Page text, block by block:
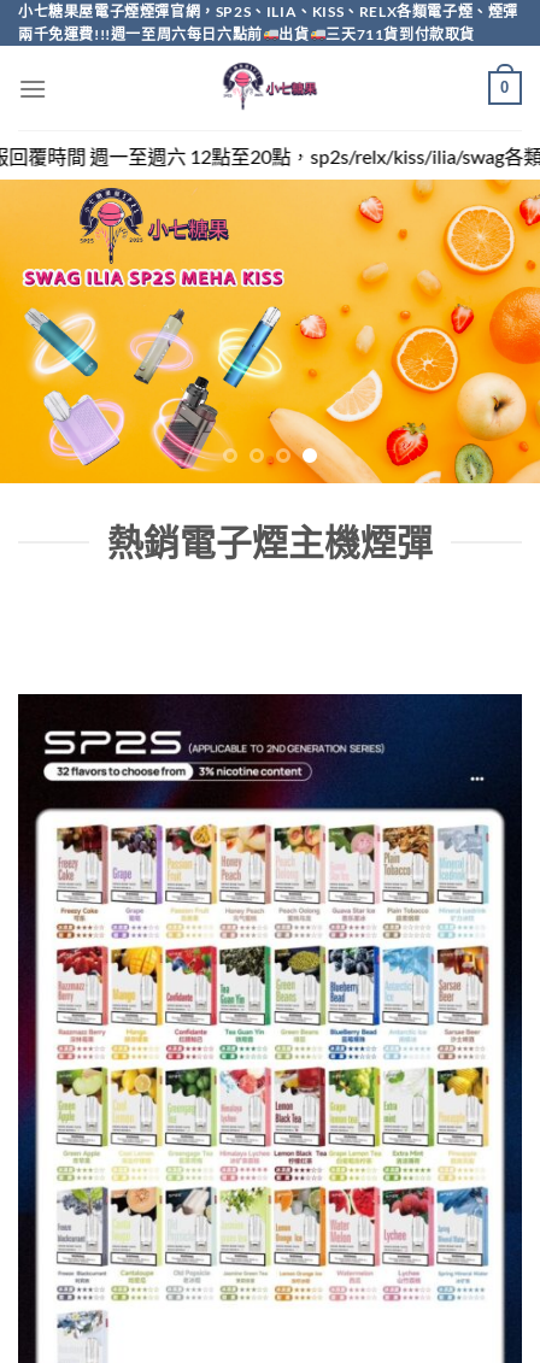
Skip
to
小七糖果屋電子煙煙彈官網，SP2S、ILIA、KISS、RELX各類電子煙、煙彈
兩千免運費!!!週一至周六每日六點前
出貨 三天711貨到付款取貨
0
至20點，sp2s/relx/kiss/ilia/swag各類電子煙煙彈買越多越便
熱銷電子煙主機煙彈